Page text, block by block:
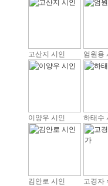
고산지 시인 엄원용
이양우 시인 하태수
김안로 시인 고경자